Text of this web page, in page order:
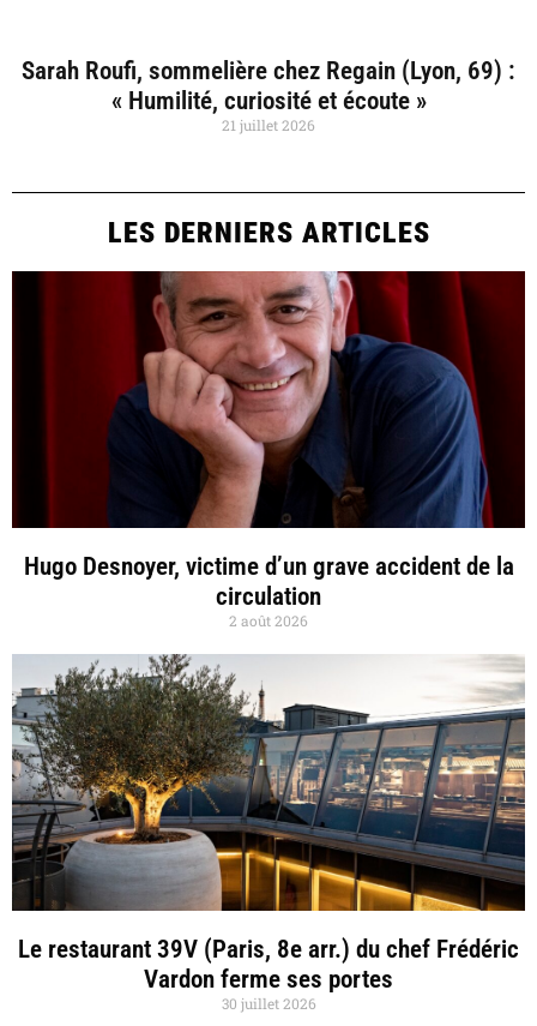
Sarah Roufi, sommelière chez Regain (Lyon, 69) :
« Humilité, curiosité et écoute »
21 juillet 2026
LES DERNIERS ARTICLES
Hugo Desnoyer, victime d’un grave accident de la
circulation
2 août 2026
Le restaurant 39V (Paris, 8e arr.) du chef Frédéric
Vardon ferme ses portes
30 juillet 2026